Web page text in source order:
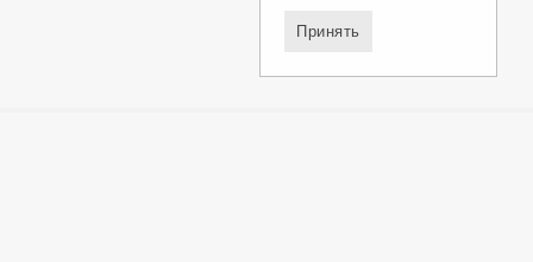
Принять